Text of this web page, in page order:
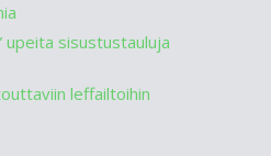
upeita sisustustauluja
leffailtoihin